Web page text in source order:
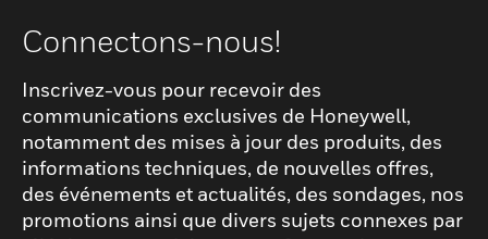
Connectons-nous!
Inscrivez-vous pour recevoir des
communications exclusives de Honeywell,
notamment des mises à jour des produits, des
informations techniques, de nouvelles offres,
des événements et actualités, des sondages, nos
promotions ainsi que divers sujets connexes par